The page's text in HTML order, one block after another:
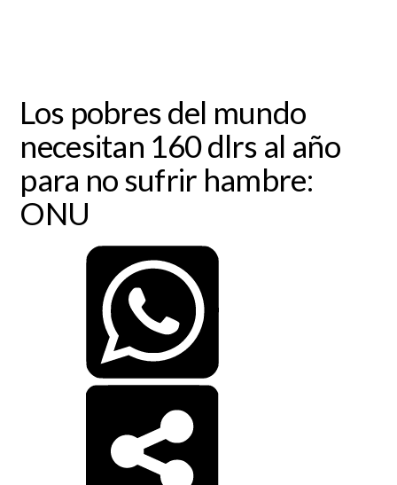
Los pobres del mundo
necesitan 160 dlrs al año
para no sufrir hambre:
ONU